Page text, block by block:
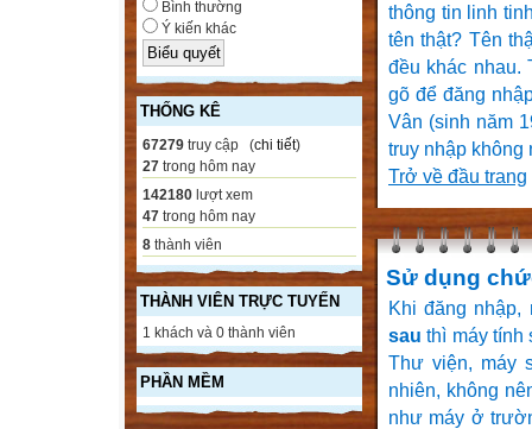
Bình thường
Ý kiến khác
THỐNG KÊ
67279 truy cập (chi tiết)
27 trong hôm nay
142180 lượt xem
47 trong hôm nay
8 thành viên
THÀNH VIÊN TRỰC TUYẾN
1 khách và 0 thành viên
PHẦN MỀM
thông tin linh
tên thật? Tên
đều khác nhau.
gõ để đăng
Vân (sinh năm
truy nhập không
Trở về đầu trang
Sử dụng
Khi đăng
sau thì máy tính
Thư viện, máy
nhiên, không
như máy ở